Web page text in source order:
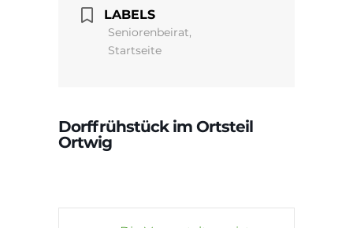
LABELS
Seniorenbeirat,
Startseite
Dorffrühstück im Ortsteil
Ortwig